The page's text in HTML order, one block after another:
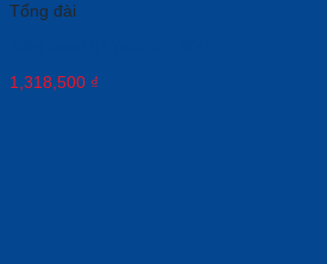
Tổng đài
1,318,500 ₫